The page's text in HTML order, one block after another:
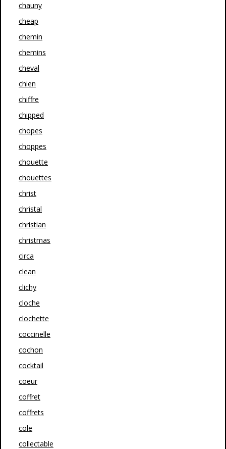
chauny
cheap
chemin
chemins
cheval
chien
chiffre
chipped
chopes
choppes
chouette
chouettes
christ
christal
christian
christmas
circa
clean
clichy
cloche
clochette
coccinelle
cochon
cocktail
coeur
coffret
coffrets
cole
collectable